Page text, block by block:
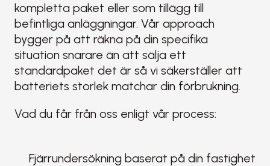
kompletta paket eller som tillägg till
befintliga anläggningar. Vår approach
bygger på att räkna på din specifika
situation snarare än att sälja ett
standardpaket det är så vi säkerställer att
batteriets storlek matchar din förbrukning.
Vad du får från oss enligt vår process:
Fjärrundersökning baserat på din fastighet